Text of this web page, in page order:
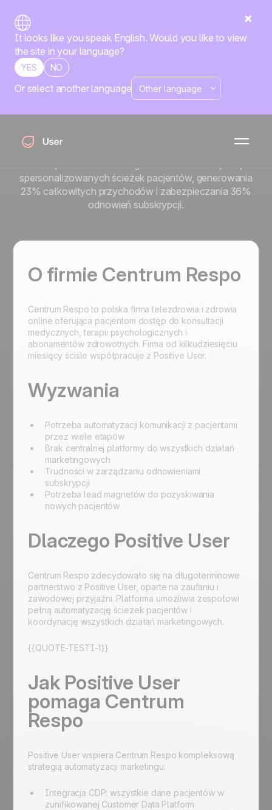
It looks like you speak English. Would you like to view
the site in your language?
YES NO
Or select another language
Jak Centrum Respo
generuje 23% przychodów
Dowiedz się, jak Centrum Respo używa zunifikowanego
spersonalizowanych ścieżek pacjentów, generowania
23% całkowitych przychodów i zabezpieczania 36%
odnowień subskrypcji.
O firmie Centrum Respo
Centrum Respo to polska firma telezdrowia i zdrowia
online oferująca pacjentom dostęp do konsultacji
medycznych, terapii psychologicznych i
abonamentów zdrowotnych. Firma od kilkudziesięciu
miesięcy ściśle współpracuje z Positive User.
Wyzwania
Potrzeba automatyzacji komunikacji z pacjentami
przez wiele etapów
Brak centralnej platformy do wszystkich działań
marketingowych
Trudności w zarządzaniu odnowieniami
subskrypcji
Potrzeba lead magnetów do pozyskiwania
nowych pacjentów
Dlaczego Positive User
Centrum Respo zdecydowało się na długoterminowe
partnerstwo z Positive User, oparte na zaufaniu i
zawodowej przyjaźni. Platforma umożliwia zespołowi
pełną automatyzację ścieżek pacjentów i
koordynację wszystkich działań marketingowych.
{{QUOTE-TESTI-1}}
Jak Positive User
pomaga Centrum
Respo
Positive User wspiera Centrum Respo kompleksową
strategią automatyzacji marketingu:
Integracja CDP: wszystkie dane pacjentów w
zunifikowanej Customer Data Platform